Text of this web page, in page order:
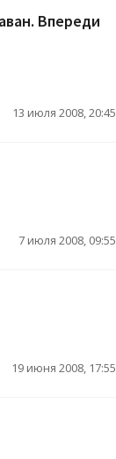
Впереди
13 июля 2008, 20:45
7 июля 2008, 09:55
19 июня 2008, 17:55